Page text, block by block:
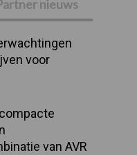
nieuws
voor
van AVR